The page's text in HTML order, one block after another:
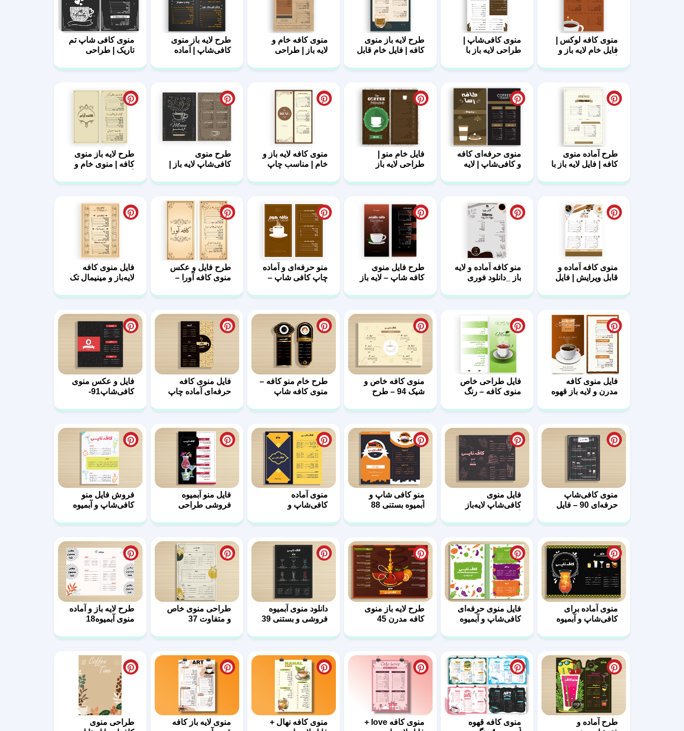
منوی کافه لوکس |
فایل خام لایه باز و
منوی کافی‌شاپ |
طراحی لایه باز با
طرح لایه باز منوی
کافه | فایل خام قابل
منوی کافه خام و
لایه باز | طراحی
طرح لایه باز منوی
کافی‌شاپ | آماده
منوی کافی شاپ تم
تاریک | طراحی
طرح آماده منوی
کافه | فایل لایه باز با
منوی حرفه‌ای کافه
و کافی‌شاپ | لایه
فایل خام منو |
طراحی لایه باز
منوی کافه لایه باز و
خام | مناسب چاپ
طرح منوی
کافی‌شاپ لایه باز |
طرح لایه باز منوی
کافه | منوی خام و
منوی کافه آماده و
قابل ویرایش | فایل
منو کافه آماده و لایه
باز _دانلود فوری
طرح فایل منوی
کافه شاپ – لایه باز
منو حرفه‌ای و آماده
چاپ کافی شاپ –
طرح فایل و عکس
منوی کافه آورا –
فایل منوی کافه
لایه‌باز و مینیمال تک
فایل منوی کافه
مدرن و لایه باز قهوه
فایل طراحی خاص
منوی کافه – رنگ
منوی کافه خاص و
شیک 94 – طرح
طرح خام منو کافه –
منوی کافه شاپ
فایل منوی کافه
حرفه‌ای آماده چاپ
فایل و عکس منوی
کافی‌شاپ91-
منوی کافی‌شاپ
حرفه‌ای 90 – فایل
فایل منوی
کافی‌شاپ لایه‌باز
منو کافی شاپ و
آبمیوه بستنی 88
منوی آماده
کافی‌شاپ و
فایل منو آبمیوه
فروشی طراحی
فروش فایل منو
کافی‌شاپ و آبمیوه
منوی آماده برای
کافی‌شاپ و آبمیوه
فایل منوی حرفه‌ای
کافی‌شاپ و آبمیوه
طرح لایه باز منوی
کافه مدرن 45
دانلود منوی آبمیوه
فروشی و بستنی 39
طراحی منوی خاص
و متفاوت 37
طرح لایه باز و آماده
منوی آبمیوه18
طرح آماده و
منوی کافه قهوه
منوی کافه love +
منوی کافه نهال +
منوی لایه باز کافه
طراحی منوی